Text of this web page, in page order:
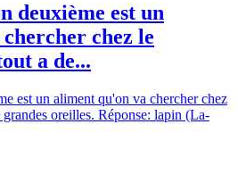
deuxième est un
chez le
a de...
est un aliment qu'on va chercher chez
oreilles. Réponse: lapin (La-